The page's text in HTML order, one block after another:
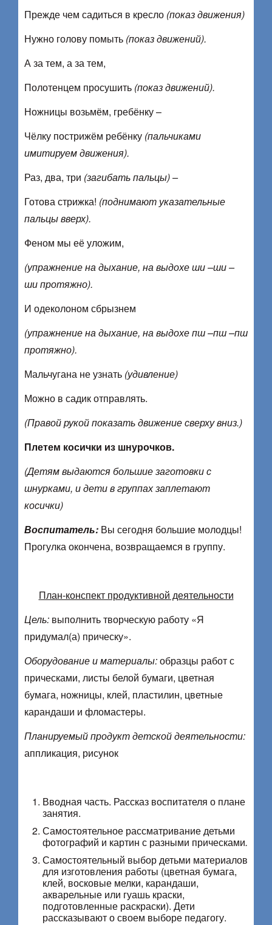
Прежде чем садиться в кресло (показ движения)
Нужно голову помыть (показ движений).
А за тем, а за тем,
Полотенцем просушить (показ движений).
Ножницы возьмём, гребёнку –
Чёлку пострижём ребёнку (пальчиками
имитируем движения).
Раз, два, три (загибать пальцы) –
Готова стрижка! (поднимают указательные
пальцы вверх).
Феном мы её уложим,
(упражнение на дыхание, на выдохе ши –ши –
ши протяжно).
И одеколоном сбрызнем
(упражнение на дыхание, на выдохе пш –пш –пш
протяжно).
Мальчугана не узнать (удивление)
Можно в садик отправлять.
(Правой рукой показать движение сверху вниз.)
Плетем косички из шнурочков.
(Детям выдаются большие заготовки с
шнурками, и дети в группах заплетают
косички)
Воспитатель: Вы сегодня большие молодцы!
Прогулка окончена, возвращаемся в группу.
План-конспект продуктивной деятельности
Цель: выполнить творческую работу «Я
придумал(а) прическу».
Оборудование и материалы:образцы работ с
прическами, листы белой бумаги, цветная
бумага, ножницы, клей, пластилин, цветные
карандаши и фломастеры.
Планируемый продукт детской деятельности:
аппликация, рисунок
Вводная часть. Рассказ воспитателя о плане
занятия.
Самостоятельное рассматривание детьми
фотографий и картин с разными прическами.
Самостоятельный выбор детьми материалов
для изготовления работы (цветная бумага,
клей, восковые мелки, карандаши,
акварельные или гуашь краски,
подготовленные раскраски). Дети
рассказывают о своем выборе педагогу.